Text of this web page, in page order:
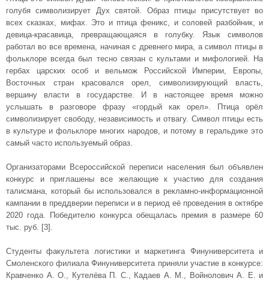
голубя символизирует Дух святой. Образ птицы присутствует во
всех сказках, мифах. Это и птица феникс, и соловей разбойник, и
девица-красавица, превращающаяся в голубку. Язык символов
работал во все времена, начиная с древнего мира, а символ птицы в
фольклоре всегда был тесно связан с культами и мифологией. На
гербах царских особ и вельмож Российской Империи, Европы,
Восточных стран красовался орел, символизирующий власть,
вершину власти в государстве. И в настоящее время можно
услышать в разговоре фразу «гордый как орел». Птица орёл
символизирует свободу, независимость и отвагу. Символ птицы есть
в культуре и фольклоре многих народов, и потому в геральдике это
самый часто используемый образ.
Организаторами Всероссийской переписи населения был объявлен
конкурс и приглашены все желающие к участию для создания
талисмана, который бы использовался в рекламно-информационной
кампании в преддверии переписи и в период её проведения в октябре
2020 года. Победителю конкурса обещалась премия в размере 60
тыс. руб. [3].
Студенты факультета логистики и маркетинга Финуниверситета и
Смоленского филиала Финуниверситета приняли участие в конкурсе:
Кравченко А. О., Кутелёва П. С., Кадаев А. М., Войнолович А. Е. и